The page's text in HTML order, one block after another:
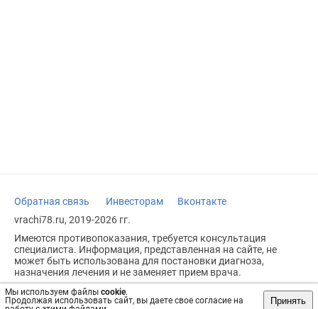
Мы используем файлы cookie.
Продолжая использовать сайт, вы даете свое согласие на
Принять
Обратная связь Инвесторам
Вконтакте
vrachi78.ru, 2019-2026 гг.
Имеются противопоказания, требуется консультация
специалиста. Информация, представленная на сайте, не
может быть использована для постановки диагноза,
назначения лечения и не заменяет прием врача.
Возрастное ограничение: 18+